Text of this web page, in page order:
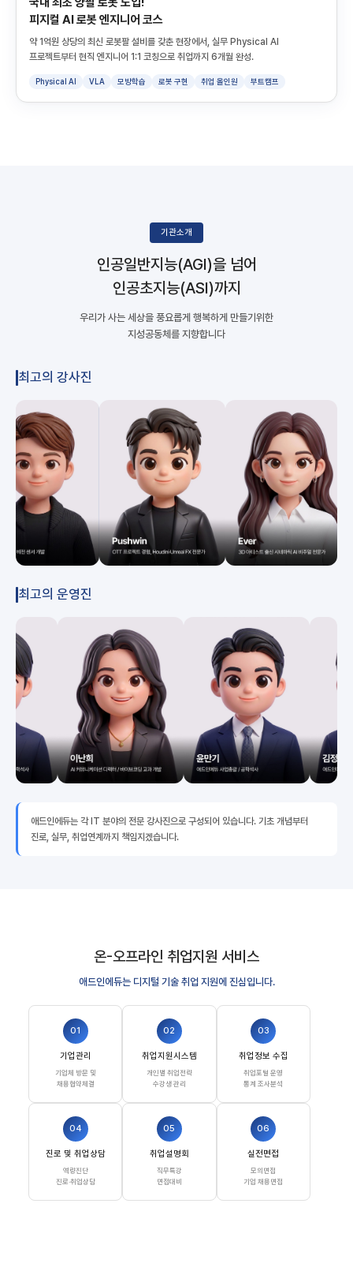
피지컬 AI 로봇 엔지니어 코스
약 1억원 상당의 최신 로봇팔 설비를 갖춘 현장에서, 실무 Physical AI
프로젝트부터 현직 엔지니어 1:1 코칭으로 취업까지 6개월 완성.
Physical AI VLA 모방학습 로봇 구현 취업 올인원 부트캠프
기관소개
인공일반지능(AGI)을 넘어
인공초지능(ASI)까지
우리가 사는 세상을 풍요롭게 행복하게 만들기위한
지성공동체를 지향합니다
최고의 강사진
최고의 운영진
애드인에듀는 각 IT 분야의 전문 강사진으로 구성되어 있습니다. 기초 개념부터
진로, 실무, 취업연계까지 책임지겠습니다.
온-오프라인 취업지원 서비스
애드인에듀는 디지털 기술 취업 지원에 진심입니다.
01
기업관리
기업체 방문 및
채용협약체결
02
취업지원시스템
개인별 취업전략
수강생 관리
03
취업정보 수집
취업포털 운영
통계 조사분석
04
진로 및 취업상담
역량진단
진로·취업상담
05
취업설명회
직무특강
면접대비
06
실전면접
모의면접
기업 채용면접